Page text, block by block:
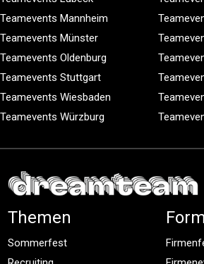
Teamevents Mannheim
Teamevents Münster
Teamevents Oldenburg
Teamevents Stuttgart
Teamevents Wiesbaden
Teamevents Würzburg
Themen
Sommerfest